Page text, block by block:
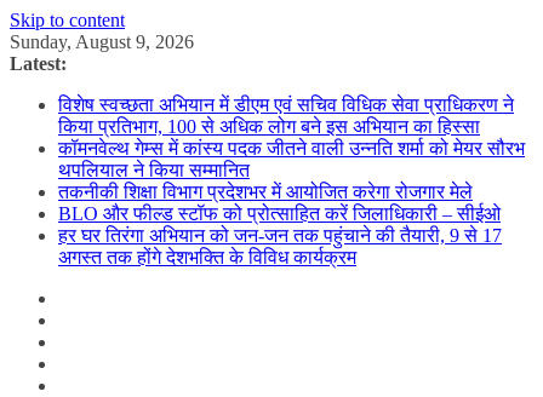
Skip to content
Sunday, August 9, 2026
Latest:
विशेष स्वच्छता अभियान में डीएम एवं सचिव विधिक सेवा प्राधिकरण ने
किया प्रतिभाग, 100 से अधिक लोग बने इस अभियान का हिस्सा
कॉमनवेल्थ गेम्स में कांस्य पदक जीतने वाली उन्नति शर्मा को मेयर सौरभ
थपलियाल ने किया सम्मानित
तकनीकी शिक्षा विभाग प्रदेशभर में आयोजित करेगा रोजगार मेले
BLO और फील्ड स्टॉफ को प्रोत्साहित करें जिलाधिकारी – सीईओ
हर घर तिरंगा अभियान को जन-जन तक पहुंचाने की तैयारी, 9 से 17
अगस्त तक होंगे देशभक्ति के विविध कार्यक्रम